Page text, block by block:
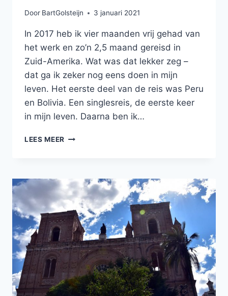
Door BartGolsteijn 3 januari 2021
In 2017 heb ik vier maanden vrij gehad van
het werk en zo’n 2,5 maand gereisd in
Zuid-Amerika. Wat was dat lekker zeg –
dat ga ik zeker nog eens doen in mijn
leven. Het eerste deel van de reis was Peru
en Bolivia. Een singlesreis, de eerste keer
in mijn leven. Daarna ben ik…
LEES MEER DE